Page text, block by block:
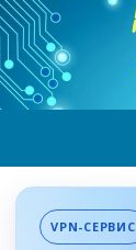
VPN-СЕРВИС